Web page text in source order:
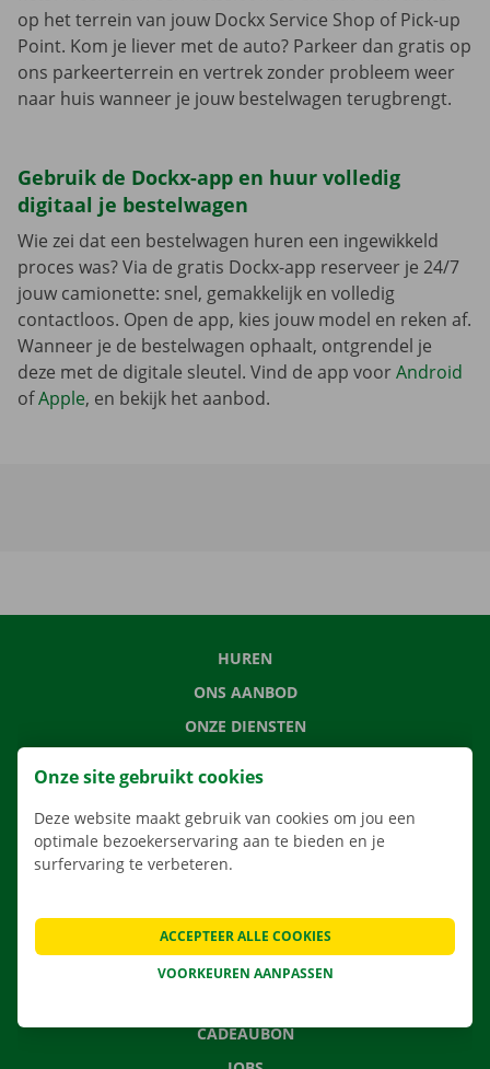
op het terrein van jouw Dockx Service Shop of Pick-up
Point. Kom je liever met de auto? Parkeer dan gratis op
ons parkeerterrein en vertrek zonder probleem weer
naar huis wanneer je jouw bestelwagen terugbrengt.
Gebruik de Dockx-app en huur volledig
digitaal je bestelwagen
Wie zei dat een bestelwagen huren een ingewikkeld
proces was? Via de gratis Dockx-app reserveer je 24/7
jouw camionette: snel, gemakkelijk en volledig
contactloos. Open de app, kies jouw model en reken af.
Wanneer je de bestelwagen ophaalt, ontgrendel je
deze met de digitale sleutel. Vind de app voorAndroid
ofApple, en bekijk het aanbod.
HUREN
ONS AANBOD
ONZE DIENSTEN
VERHUISOPLOSSINGEN
CONTACTEER ONS
VEELGESTELDE VRAGEN
CADEAUBON
Onze site gebruikt cookies
Deze website maakt gebruik van cookies om jou een
optimale bezoekerservaring aan te bieden en je
surfervaring te verbeteren.
VOORKEUREN AANPASSEN
ACCEPTEER ALLE COOKIES